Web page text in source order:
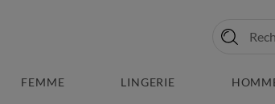
FEMME LINGERIE